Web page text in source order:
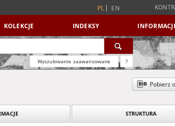
PL EN
KOLEKCJE INDEKSY
Wyszukiwanie zaawansowane ?
Pobierz
STRUKTURA